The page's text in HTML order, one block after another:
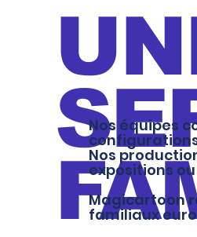
Nos équipes
Nos
expositions
Magicartoon
familiaux